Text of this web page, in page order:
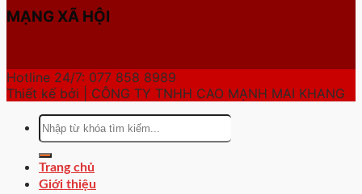
MẠNG XÃ HỘI
Hotline 24/7: 077 858 8989
Thiết kế bởi | CÔNG TY TNHH CAO MẠNH MAI KHANG
Tìm
kiếm:
Trang chủ
Giới thiệu